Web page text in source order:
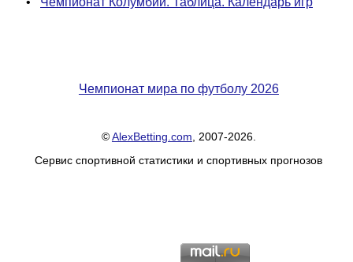
Чемпионат мира по футболу 2026
©AlexBetting.com , 2007-2026.
Сервис спортивной статистики и спортивных прогнозов